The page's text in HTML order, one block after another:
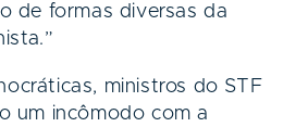
de formas diversas da
ministros do STF
um incômodo com a